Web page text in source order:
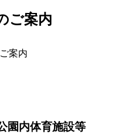
ご案内
園内体育施設等